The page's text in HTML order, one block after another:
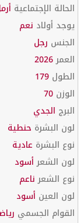
الحالة الإجتماعية
يوجد أولاد نعم
الجنس رجل
العمر2026
الطول 179
الوزن 70
البرج الجدي
لون البشرة حنطية
نوع البشرة عادية
لون الشعرأسود
نوع الشعرناعم
لون العين أسود
القوام الجسمي